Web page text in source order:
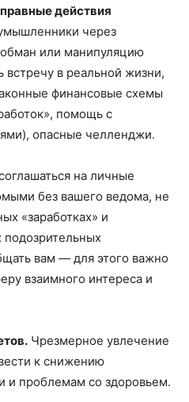
действия
через
или манипуляцию
встречу в реальной жизни,
финансовые схемы
помощь с
опасные челленджи.
на личные
без вашего ведома, не
«заработках» и
вам — для этого важно
взаимного интереса и
Чрезмерное увлечение
к снижению
и проблемам со здоровьем.